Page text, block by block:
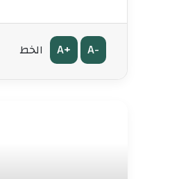
الخط A+ A-